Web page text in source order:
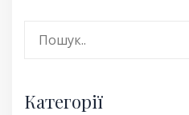
Search
Категорії